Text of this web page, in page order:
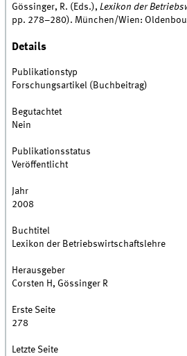
Gössinger, R. (Eds.),Lexikon der
pp. 278–280). München/Wien:
Details
Publikationstyp
Forschungsartikel (Buchbeitrag)
Begutachtet
Nein
Publikationsstatus
Veröffentlicht
Jahr
2008
Buchtitel
Lexikon der Betriebswirtschaftslehre
Herausgeber
Corsten H, Gössinger R
Erste Seite
278
Letzte Seite